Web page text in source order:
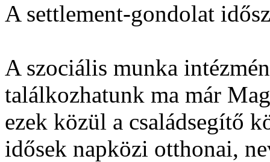
A settlement-gondolat
A szociális munka
találkozhatunk ma már
ezek közül a családsegítő
idősek napközi otthonai,